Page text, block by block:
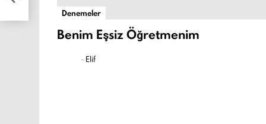
Denemeler
Benim Eşsiz Öğretmenim
- Elif